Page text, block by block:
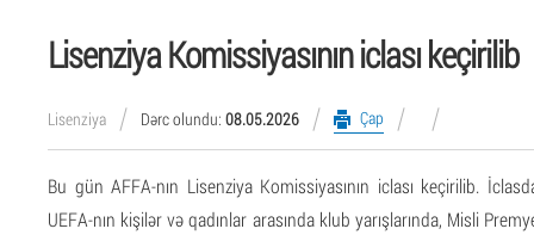
Lisenziya Komissiyasının iclası keçirilib
Lisenziya Dərc olundu: 08.05.2026 Çap
Bu gün AFFA-nın Lisenziya Komissiyasının iclası keçirilib.
UEFA-nın kişilər və qadınlar arasında klub yarışlarında, Misli